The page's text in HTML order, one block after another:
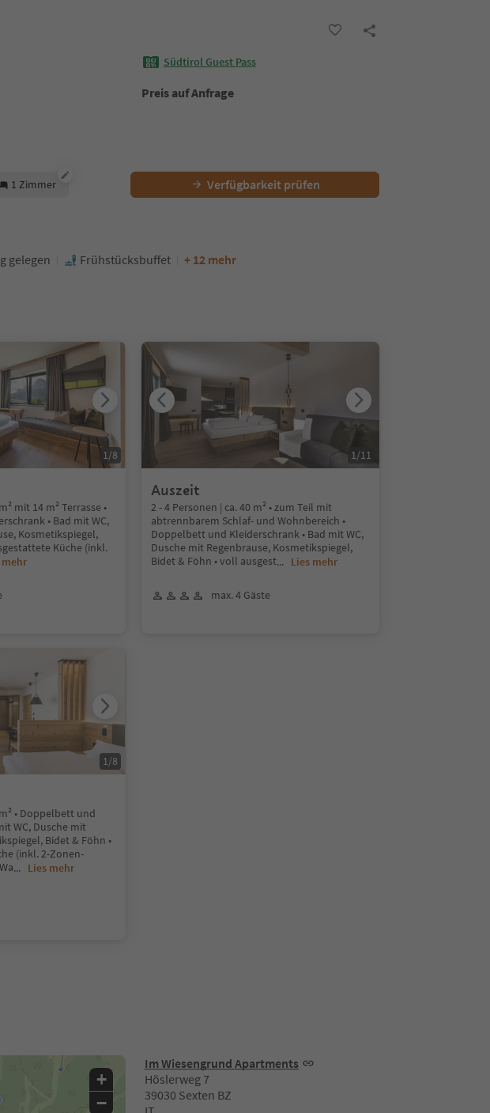
Südtirol Guest Pass
Preis auf Anfrage
1 Zimmer Verfügbarkeit prüfen
gelegen Frühstücksbuffet + 12 mehr
mit 14 m² Terrasse •
• Bad mit WC,
Kosmetikspiegel,
Küche (inkl.
mehr
1/8
Auszeit
2 - 4 Personen | ca. 40 m² • zum Teil mit
abtrennbarem Schlaf- und Wohnbereich •
Doppelbett und Kleiderschrank • Bad mit WC,
Dusche mit Regenbrause, Kosmetikspiegel,
Bidet & Föhn • voll ausgest... Lies mehr
max. 4 Gäste
1/11
• Doppelbett und
WC, Dusche mit
Bidet & Föhn •
(inkl. 2-Zonen-
... Lies mehr
1/8
Im Wiesengrund Apartments
Höslerweg 7
39030 Sexten BZ
+
−